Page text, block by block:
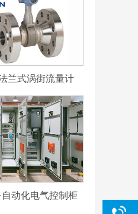
兰式涡街流量计
动化电气控制柜